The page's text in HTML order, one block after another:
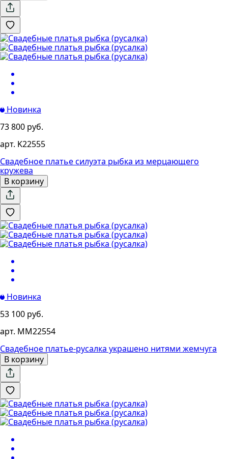
Новинка
73 800 руб.
арт. K22555
Свадебное платье силуэта рыбка из мерцающего
кружева
В корзину
Новинка
53 100 руб.
арт. MM22554
Свадебное платье-русалка украшено нитями жемчуга
В корзину